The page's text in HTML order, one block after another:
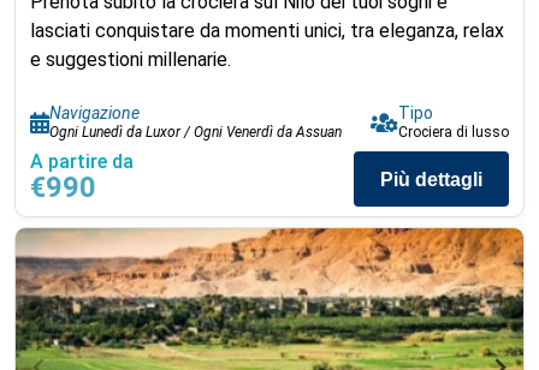
lasciati conquistare da momenti unici, tra eleganza, relax
e suggestioni millenarie.
Navigazione
Ogni Lunedì da Luxor / Ogni Venerdì da Assuan
Tipo
Crociera di lusso
A partire da
€990 Più dettagli